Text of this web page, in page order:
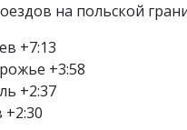
на польской
+7:13
+3:58
+2:37